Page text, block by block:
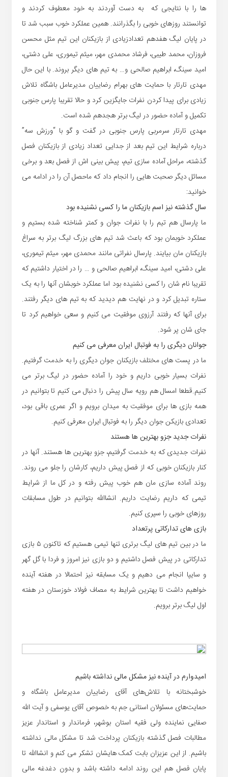
ها را با نتایجی که به دست آوردند به خود معطوف کردند و
توانستند روزهای خوبی را بگذرانند. همین عملکرد خوب سبب شد تا
در پایان لیگ هفدهم تعدادزیادی از بازیکنان این تیم مثل محسن
فروزان، محمد طیبی، فرشاد محمدی مهر، میثم تیموری، علی دشتی،
امید سینگ، ابراهیم صالحی و… به تیم های دیگر بروند. با این حال
مهدی تارتار با حمایت های بهرام رضاییان مدیرعامل باشگاه تلاش
زیادی برای پیدا کردن نفرات جایگزین کرد و حالا تقریبا پارس جنوبی
تکمیل و آماده حضور در لیگ برتر هجدهم شده است.
مهدی تارتار سرمربی پارس جنوبی در گفت و گو با “ورزش سه”
درباره شرایط این تیم بعد از جدایی تعداد زیادی از بازیکنان فصل
گذشته، مراحل آماده سازی تیم، پیش بینی اش از فصل بعد و برخی
مسائل دیگر صحبت هایی را انجام داد که ماحصل آن را در ادامه می
خوانید:
سال گذشته نیز اسم بازیکنان ما را کسی نشنیده بود
ما پارسال هم تیم را با نفرات جوان و کمتر شناخته شده بستیم و
عملکرد خوبمان بود که باعث شد تیم های بزرگ لیگ برتر به سراغ
بازیکنان مان بیایند. پارسال نفراتی مانند محمدی مهر، میثم تیموری،
علی دشتی، امید سینگ، ابراهیم صالحی و … را در اختیار داشتیم که
تقریبا نام شان را کسی نشنیده بود اما عملکرد خوبشان آنها را به یک
ستاره تبدیل کرد و در نهایت هم دیدید که به تیم های دیگر رفتند.
برای آنها که رفتند آرزوی موفقیت می کنیم و سعی خواهیم کرد تا
جای شان پر شود.
جوانان دیگری را به فوتبال ایران معرفی می کنیم
ما در پست های مختلف بازیکنان جوان دیگری را به خدمت گرفتیم.
نفرات بسیار خوبی داریم و خود را آماده حضور در لیگ برتر می
کنیم.قطعا امسال هم رویه سال پیش را دنبال می کنیم تا بتوانیم در
همه بازی ها برای موفقیت به میدان برویم و اگر عمری باقی بود،
تعدادی بازیکن جوان دیگر را به فوتبال ایران معرفی کنیم.
نفرات جدید جزو بهترین ها هستند
نفرات جدیدی که به خدمت گرفتیم، جزو بهترین ها هستند. آنها در
کنار بازیکنان خوبی که از فصل پیش داریم، کارشان را جلو می روند.
روند آماده سازی مان هم خوب پیش رفته و در کل ما از شرایط
تیمی که داریم رضایت داریم. انشاالله بتوانیم در طول مسابقات
روزهای خوبی را سپری کنیم.
بازی های تدارکاتی پرتعداد
ما در بین تیم های لیگ برتری تنها تیمی هستیم که تاکنون ۵ بازی
تدارکاتی در پیش فصل داشتیم و دو بازی نیز امروز و فردا با گل گهر
و سایپا انجام می دهیم و یک مسابقه نیز احتمالا در هفته آینده
خواهیم داشت تا بهترین شرایط به مصاف فولاد خوزستان در هفته
اول لیگ برتر برویم.
امیدوارم در آینده نیز مشکل مالی نداشته باشیم
خوشبختانه با تلاش‌های آقای رضاییان مدیرعامل باشگاه و
حمایت‌های مسئولان استانی جم به خصوص آقای یوسفی و آیت الله
صفایی نماینده ولی فقیه استان بوشهر، فرماندار و استاندار عزیز
مطالبات فصل گذشته بازیکنان پرداخت شد تا مشکل مالی نداشته
باشیم. از این عزیزان بابت کمک هایشان تشکر می کنم و انشاالله تا
پایان فصل هم این روند ادامه داشته باشد و بدون دغدغه مالی